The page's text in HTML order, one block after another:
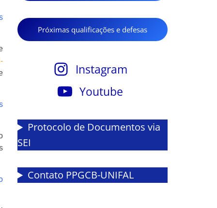
Próximas qualificações e defesas
Instagram
Youtube
Protocolo de Documentos via
SEI
Contato PPGCB-UNIFAL